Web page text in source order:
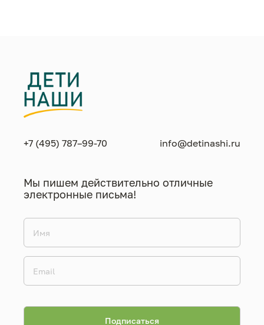
+7 (495) 787–99-70 info@detinashi.ru
Мы пишем действительно отличные
электронные письма!